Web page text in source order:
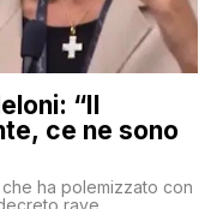
“Il
ce ne sono
ha polemizzato con
rave